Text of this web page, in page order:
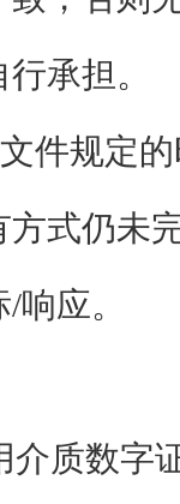
承担。
件规定
式仍未
应。
质数字